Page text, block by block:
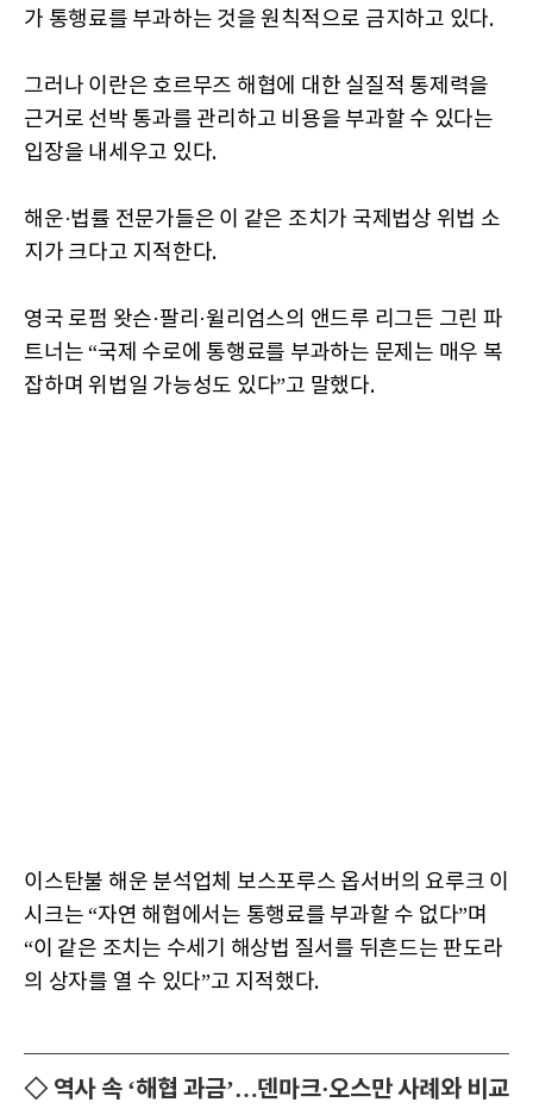
가 통행료를 부과하는 것을 원칙적으로 금지하고 있다.
그러나 이란은 호르무즈 해협에 대한 실질적 통제력을
근거로 선박 통과를 관리하고 비용을 부과할 수 있다는
입장을 내세우고 있다.
해운·법률 전문가들은 이 같은 조치가 국제법상 위법 소
지가 크다고 지적한다.
영국 로펌 왓슨·팔리·윌리엄스의 앤드루 리그든 그린 파
트너는 “국제 수로에 통행료를 부과하는 문제는 매우 복
잡하며 위법일 가능성도 있다”고 말했다.
이스탄불 해운 분석업체 보스포루스 옵서버의 요루크 이
시크는 “자연 해협에서는 통행료를 부과할 수 없다”며
“이 같은 조치는 수세기 해상법 질서를 뒤흔드는 판도라
의 상자를 열 수 있다”고 지적했다.
◇ 역사 속 ‘해협 과금’…덴마크·오스만 사례와 비교